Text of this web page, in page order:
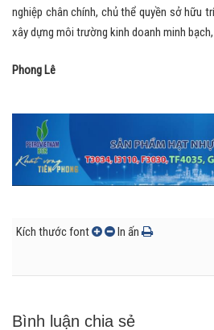
nghiệp chân chính, chủ thể quyền sở hữu
xây dựng môi trường kinh doanh minh
Phong Lê
Kích thước font In ấn
Bình luận chia sẻ